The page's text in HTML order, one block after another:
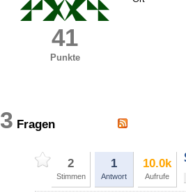
41
Punkte
3 Fragen
2
Stimmen
1
Antwort
10.0k
Aufrufe